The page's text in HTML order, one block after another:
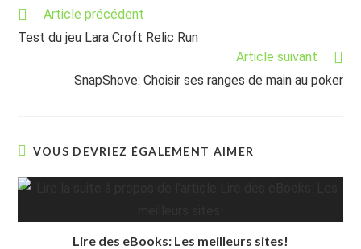
Read
articles
Article précédent
Test du jeu Lara Croft Relic Run
Article suivant
SnapShove: Choisir ses ranges de main au poker
VOUS DEVRIEZ ÉGALEMENT AIMER
Lire des eBooks: Les meilleurs sites!